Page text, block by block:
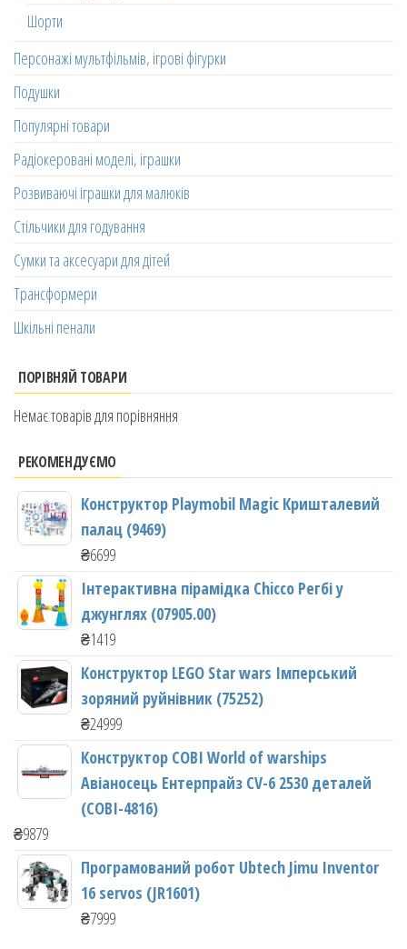
Шорти
Персонажі мультфільмів, ігрові фігурки
Подушки
Популярні товари
Радіокеровані моделі, іграшки
Розвиваючі іграшки для малюків
Стільчики для годування
Сумки та аксесуари для дітей
Трансформери
Шкільні пенали
ПОРІВНЯЙ ТОВАРИ
Немає товарів для порівняння
РЕКОМЕНДУЄМО
Конструктор Playmobil Magic Кришталевий
палац (9469)
₴6699
Інтерактивна пірамідка Chicco Регбі у
джунглях (07905.00)
₴1419
Конструктор LEGO Star wars Імперський
зоряний руйнівник (75252)
₴24999
Конструктор COBI World of warships
Авіаносець Ентерпрайз CV-6 2530 деталей
(COBI-4816)
₴9879
Програмований робот Ubtech Jimu Inventor
16 servos (JR1601)
₴7999